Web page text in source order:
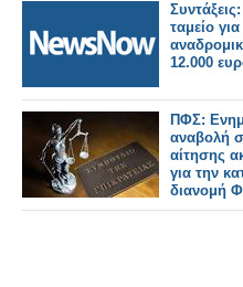
ταμείο για
12.000
ΠΦΣ:
αναβολή
αίτησης
για την
διανομή